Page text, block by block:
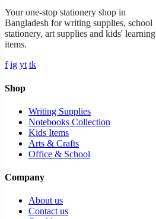
Your one-stop stationery shop in
Bangladesh for writing supplies, school
stationery, art supplies and kids' learning
items.
f ig yt tk
Shop
Writing Supplies
Notebooks Collection
Kids Items
Arts & Crafts
Office & School
Company
About us
Contact us